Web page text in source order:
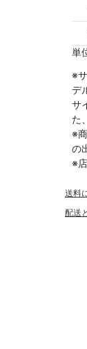
単
※
デ
サ
た
※
の
※
送料
配送